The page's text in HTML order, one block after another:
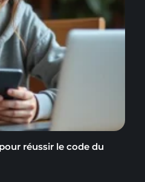
réussir le code du